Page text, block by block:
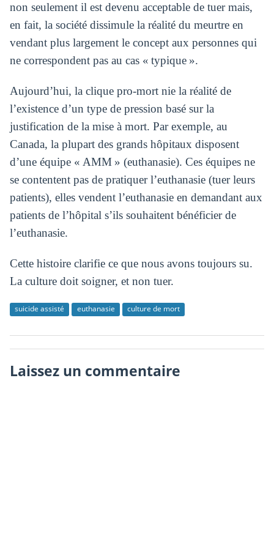
non seulement il est devenu acceptable de tuer mais,
en fait, la société dissimule la réalité du meurtre en
vendant plus largement le concept aux personnes qui
ne correspondent pas au cas « typique ».
Aujourd’hui, la clique pro-mort nie la réalité de
l’existence d’un type de pression basé sur la
justification de la mise à mort. Par exemple, au
Canada, la plupart des grands hôpitaux disposent
d’une équipe « AMM » (euthanasie). Ces équipes ne
se contentent pas de pratiquer l’euthanasie (tuer leurs
patients), elles vendent l’euthanasie en demandant aux
patients de l’hôpital s’ils souhaitent bénéficier de
l’euthanasie.
Cette histoire clarifie ce que nous avons toujours su.
La culture doit soigner, et non tuer.
suicide assisté euthanasie culture de mort
Laissez un commentaire